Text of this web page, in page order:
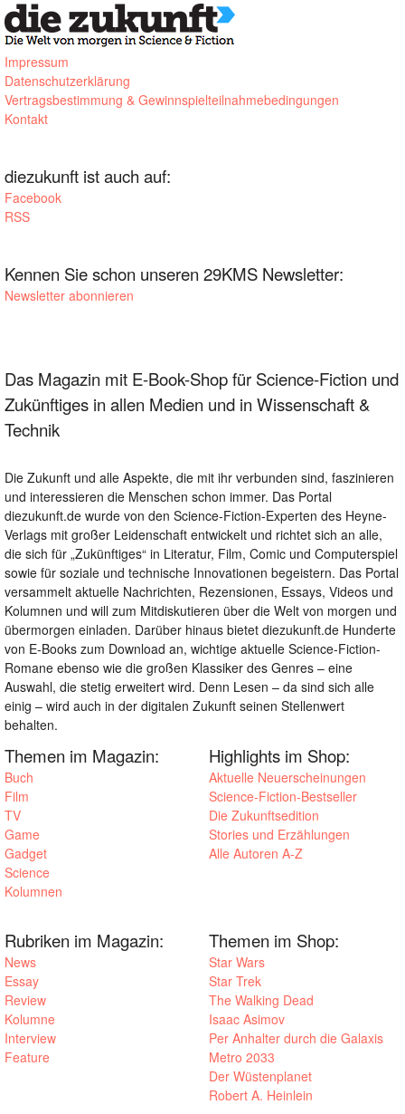
Impressum
Datenschutzerklärung
Vertragsbestimmung & Gewinnspielteilnahmebedingungen
Kontakt
diezukunft ist auch auf:
Facebook
RSS
Kennen Sie schon unseren 29KMS Newsletter:
Newsletter abonnieren
Das Magazin mit E-Book-Shop für Science-Fiction und
Zukünftiges in allen Medien und in Wissenschaft &
Technik
Die Zukunft und alle Aspekte, die mit ihr verbunden sind, faszinieren
und interessieren die Menschen schon immer. Das Portal
diezukunft.de wurde von den Science-Fiction-Experten des Heyne-
Verlags mit großer Leidenschaft entwickelt und richtet sich an alle,
die sich für „Zukünftiges“ in Literatur, Film, Comic und Computerspiel
sowie für soziale und technische Innovationen begeistern. Das Portal
versammelt aktuelle Nachrichten, Rezensionen, Essays, Videos und
Kolumnen und will zum Mitdiskutieren über die Welt von morgen und
übermorgen einladen. Darüber hinaus bietet diezukunft.de Hunderte
von E-Books zum Download an, wichtige aktuelle Science-Fiction-
Romane ebenso wie die großen Klassiker des Genres – eine
Auswahl, die stetig erweitert wird. Denn Lesen – da sind sich alle
einig – wird auch in der digitalen Zukunft seinen Stellenwert
behalten.
Themen im Magazin:
Buch
Film
TV
Game
Gadget
Science
Kolumnen
Highlights im Shop:
Aktuelle Neuerscheinungen
Science-Fiction-Bestseller
Die Zukunftsedition
Stories und Erzählungen
Alle Autoren A-Z
Rubriken im Magazin:
News
Essay
Review
Kolumne
Interview
Feature
Themen im Shop:
Star Wars
Star Trek
The Walking Dead
Isaac Asimov
Per Anhalter durch die Galaxis
Metro 2033
Der Wüstenplanet
Robert A. Heinlein